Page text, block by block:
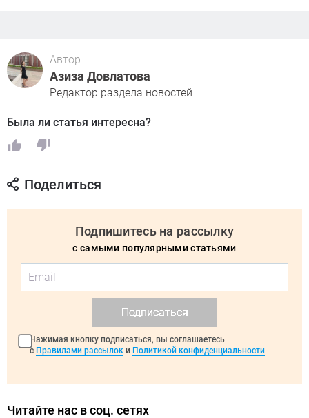
Автор
Азиза Довлатова
Редактор раздела новостей
Была ли статья интересна?
Поделиться
Подпишитесь на рассылку
с самыми популярными статьями
Подписаться
Нажимая кнопку подписаться, вы соглашаетесь
с Правилами рассылок и Политикой конфиденциальности
Читайте нас в соц. сетях